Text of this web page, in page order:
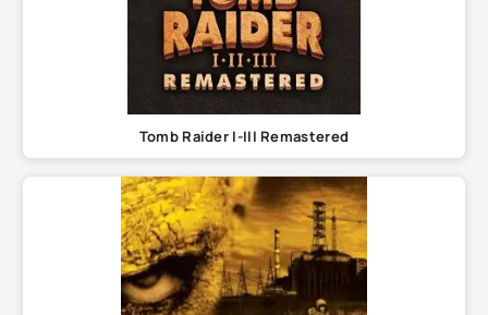
Tomb Raider I-III Remastered